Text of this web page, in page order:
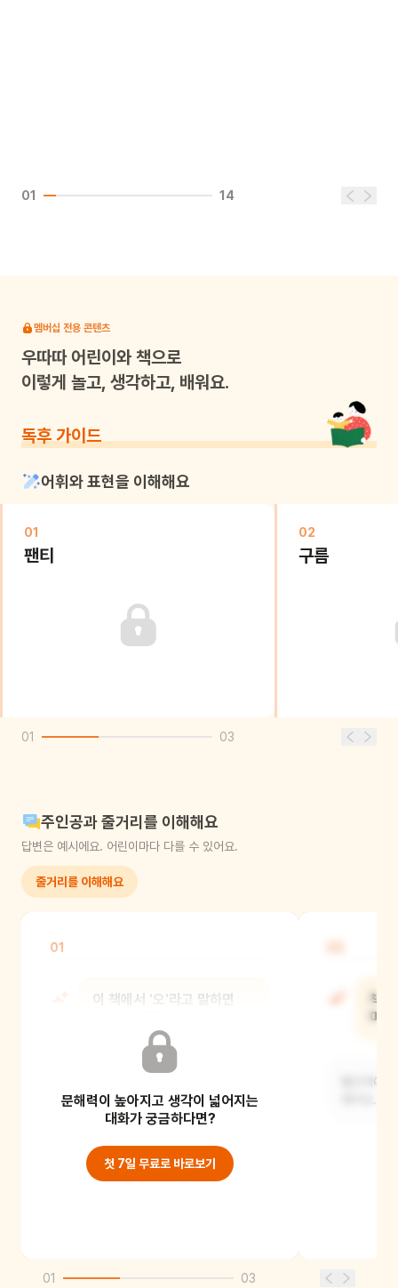
01 14
멤버십 전용 콘텐츠
우따따어린이와 책으로
이렇게 놀고, 생각하고, 배워요.
독후 가이드
어휘와 표현을 이해해요
01
팬티
02
구름
01 03
주인공과 줄거리를 이해해요
답변은 예시에요. 어린이마다 다를 수 있어요.
줄거리를 이해해요
01
이 책에서 '오'라고 말하면
문해력이 높아지고 생각이 넓어지는
대화가 궁금하다면?
첫 7일 무료로 바로보기
책
머
빨간색이
01 03